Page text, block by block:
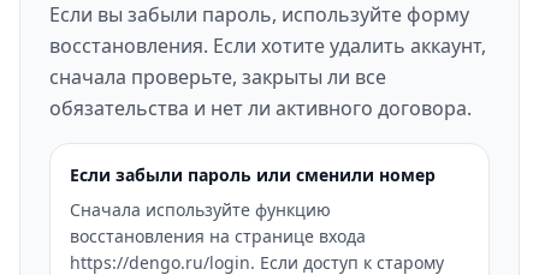
Если вы забыли пароль, используйте форму
восстановления. Если хотите удалить аккаунт,
сначала проверьте, закрыты ли все
обязательства и нет ли активного договора.
Если забыли пароль или сменили номер
Сначала используйте функцию
восстановления на странице входа
https://dengo.ru/login. Если доступ к старому